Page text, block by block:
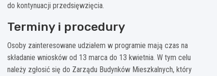
do kontynuacji przedsięwzięcia.
Terminy i procedury
Osoby zainteresowane udziałem w programie mają czas na
składanie wniosków od 13 marca do 13 kwietnia. W tym celu
należy zgłosić się do Zarządu Budynków Mieszkalnych, który